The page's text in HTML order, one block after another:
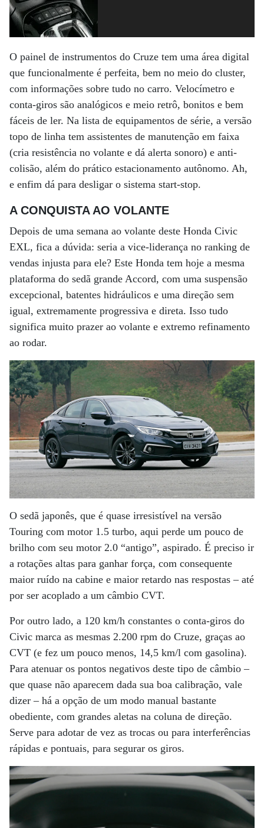
O painel de instrumentos do Cruze tem uma área digital
que funcionalmente é perfeita, bem no meio do cluster,
com informações sobre tudo no carro. Velocímetro e
conta-giros são analógicos e meio retrô, bonitos e bem
fáceis de ler. Na lista de equipamentos de série, a versão
topo de linha tem assistentes de manutenção em faixa
(cria resistência no volante e dá alerta sonoro) e anti-
colisão, além do prático estacionamento autônomo. Ah,
e enfim dá para desligar o sistema start-stop.
A CONQUISTA AO VOLANTE
Depois de uma semana ao volante deste Honda Civic
EXL, fica a dúvida: seria a vice-liderança no ranking de
vendas injusta para ele? Este Honda tem hoje a mesma
plataforma do sedã grande Accord, com uma suspensão
excepcional, batentes hidráulicos e uma direção sem
igual, extremamente progressiva e direta. Isso tudo
significa muito prazer ao volante e extremo refinamento
ao rodar.
O sedã japonês, que é quase irresistível na versão
Touring com motor 1.5 turbo, aqui perde um pouco de
brilho com seu motor 2.0 “antigo”, aspirado. É preciso ir
a rotações altas para ganhar força, com consequente
maior ruído na cabine e maior retardo nas respostas – até
por ser acoplado a um câmbio CVT.
Por outro lado, a 120 km/h constantes o conta-giros do
Civic marca as mesmas 2.200 rpm do Cruze, graças ao
CVT (e fez um pouco menos, 14,5 km/l com gasolina).
Para atenuar os pontos negativos deste tipo de câmbio –
que quase não aparecem dada sua boa calibração, vale
dizer – há a opção de um modo manual bastante
obediente, com grandes aletas na coluna de direção.
Serve para adotar de vez as trocas ou para interferências
rápidas e pontuais, para segurar os giros.